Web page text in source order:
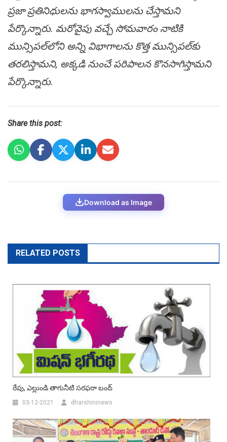
ప్ర‌జా ప్ర‌తినిధులను భాగ‌స్వాముల‌ను చేస్తామ‌ని
పేర్కొన్నారు. మ‌రోవైపు వ‌చ్చే సోమ‌వారం నాటికి
మున్సిప‌ల్‌లోని అన్ని విభాగాల‌ను కొత్త మున్సిప‌ల్‌కు
త‌ర‌లిస్తామ‌ని, అక్క‌డి నుంచే ప‌రిపాల‌న కొన‌సాగిస్తామ‌ని
పేర్కొన్నారు.
Share this post:
Download as Image
RELATED POSTS
రేపు, ఎల్లుండి తాగునీటి సరఫరా బంద్
03-12-2021 dharshininews